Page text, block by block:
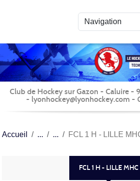
Club de Hockey sur Gazon - Caluire -
- lyonhockey@lyonhockey.com
Accueil FCL 1 H - LILLE
FCL 1 H - LILLE MHC